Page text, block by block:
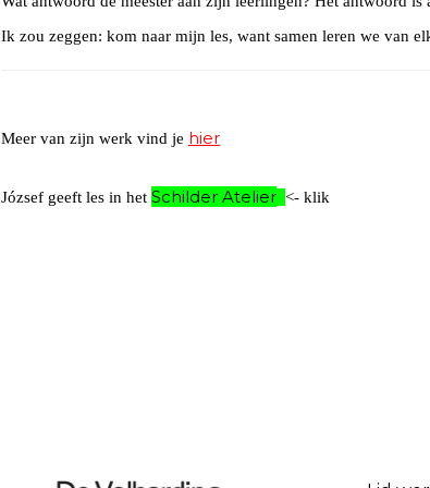
Ik zou zeggen: kom naar mijn les, want samen leren we van
Meer van zijn werk vind je hier
József geeft les in het Schilder Atelier <- klik